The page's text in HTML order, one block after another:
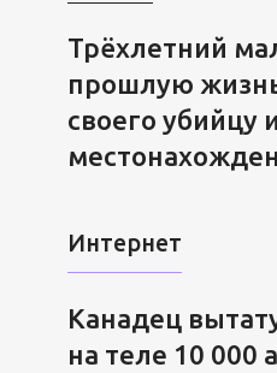
Трёхлетний
прошлую
своего убийцу
Интернет
Канадец
на теле 10 000